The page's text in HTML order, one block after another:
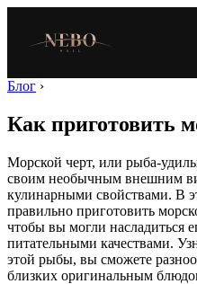
Блог ›
Как приготовить
Морской черт, или рыба-
своим необычным внешним
кулинарными свойствами. В
правильно приготовить
чтобы вы могли насладиться
питательными качествами.
этой рыбы, вы сможете
близких оригинальным